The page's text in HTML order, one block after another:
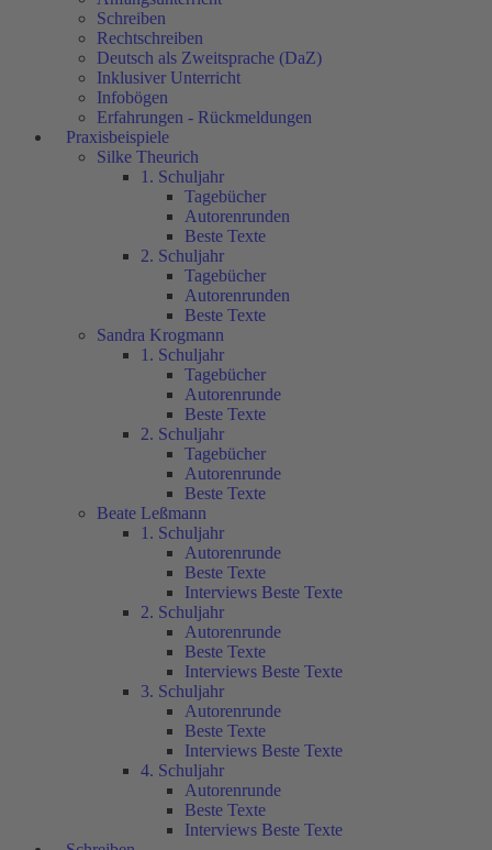
Schreiben
Rechtschreiben
Deutsch als Zweitsprache (DaZ)
Inklusiver Unterricht
Infobögen
Erfahrungen - Rückmeldungen
Praxisbeispiele
Silke Theurich
1. Schuljahr
Tagebücher
Autorenrunden
Beste Texte
2. Schuljahr
Tagebücher
Autorenrunden
Beste Texte
Sandra Krogmann
1. Schuljahr
Tagebücher
Autorenrunde
Beste Texte
2. Schuljahr
Tagebücher
Autorenrunde
Beste Texte
Beate Leßmann
1. Schuljahr
Autorenrunde
Beste Texte
Interviews Beste Texte
2. Schuljahr
Autorenrunde
Beste Texte
Interviews Beste Texte
3. Schuljahr
Autorenrunde
Beste Texte
Interviews Beste Texte
4. Schuljahr
Autorenrunde
Beste Texte
Interviews Beste Texte